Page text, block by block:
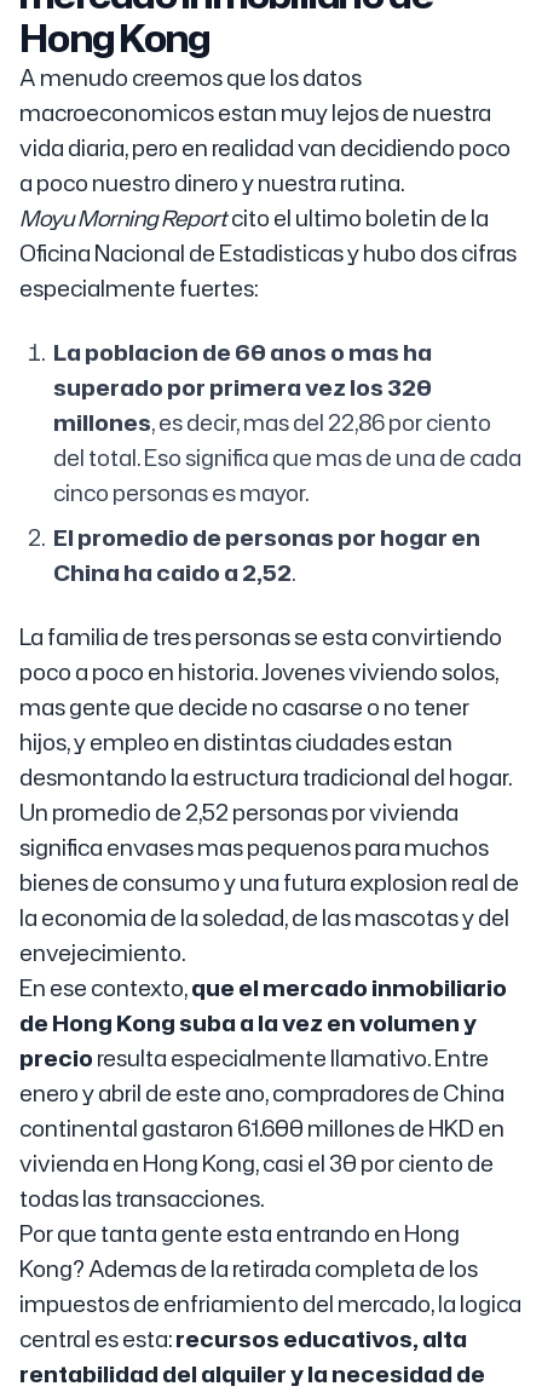
Hong Kong
A menudo creemos que los datos
macroeconomicos estan muy lejos de nuestra
vida diaria, pero en realidad van decidiendo poco
a poco nuestro dinero y nuestra rutina.
Moyu Morning Reportcito el ultimo boletin de la
Oficina Nacional de Estadisticas y hubo dos cifras
especialmente fuertes:
La poblacion de 60 anos o mas ha
superado por primera vez los 320
millones, es decir, mas del 22,86 por ciento
del total. Eso significa que mas de una de cada
cinco personas es mayor.
El promedio de personas por hogar en
China ha caido a 2,52.
La familia de tres personas se esta convirtiendo
poco a poco en historia. Jovenes viviendo solos,
mas gente que decide no casarse o no tener
hijos, y empleo en distintas ciudades estan
desmontando la estructura tradicional del hogar.
Un promedio de 2,52 personas por vivienda
significa envases mas pequenos para muchos
bienes de consumo y una futura explosion real de
la economia de la soledad, de las mascotas y del
envejecimiento.
En ese contexto,que el mercado inmobiliario
de Hong Kong suba a la vez en volumen y
precioresulta especialmente llamativo. Entre
enero y abril de este ano, compradores de China
continental gastaron 61.600 millones de HKD en
vivienda en Hong Kong, casi el 30 por ciento de
todas las transacciones.
Por que tanta gente esta entrando en Hong
Kong? Ademas de la retirada completa de los
impuestos de enfriamiento del mercado, la logica
central es esta:recursos educativos, alta
rentabilidad del alquiler y la necesidad de